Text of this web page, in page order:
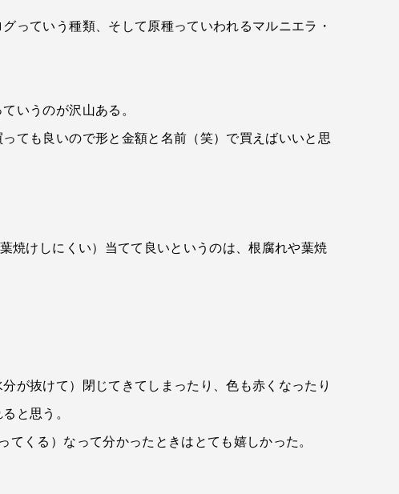
っていう種類、そして原種っていわれるマルニエラ・
いうのが沢山ある。
ても良いので形と金額と名前（笑）で買えばいいと思
焼けしにくい）当てて良いというのは、根腐れや葉焼
が抜けて）閉じてきてしまったり、色も赤くなったり
と思う。
くる）なって分かったときはとても嬉しかった。